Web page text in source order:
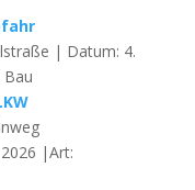
| Datum: 4.
|Art: